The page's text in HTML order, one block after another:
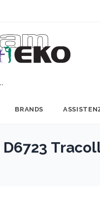
BRANDS
D6723